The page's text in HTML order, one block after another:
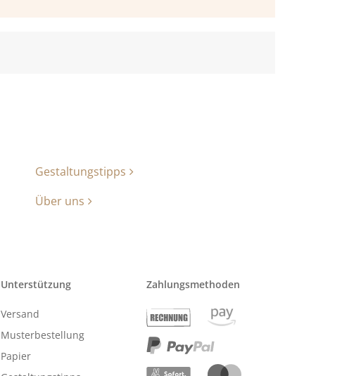
Gestaltungstipps
Über uns
Unterstützung
Versand
Musterbestellung
Papier
Zahlungsmethoden